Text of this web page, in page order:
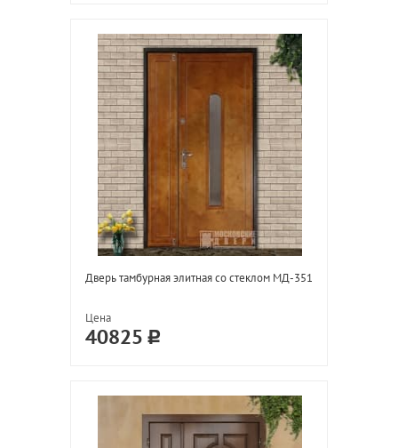
Дверь тамбурная элитная со стеклом МД-351
Цена
40825